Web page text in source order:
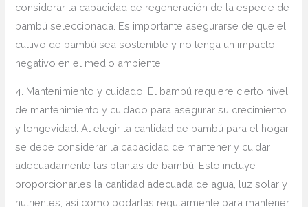
considerar la capacidad de regeneración de la especie⁢ de
bambú seleccionada. Es importante asegurarse de que el
cultivo de bambú sea ⁣sostenible y no​ tenga un impacto
negativo en el medio ambiente.
4. Mantenimiento y cuidado: El bambú requiere cierto nivel
de mantenimiento y cuidado para asegurar su crecimiento‍
y longevidad. Al elegir la cantidad de bambú para el hogar,
se debe considerar la capacidad de mantener y cuidar
adecuadamente las plantas de​ bambú. Esto incluye
proporcionarles la cantidad adecuada de agua, ⁤luz solar y
nutrientes, así como podarlas regularmente para mantener